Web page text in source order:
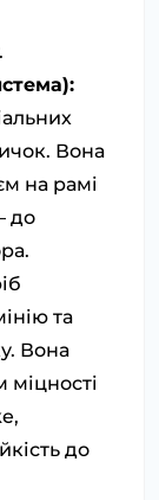
Вона
на рамі
до
та
Вона
міцності
до